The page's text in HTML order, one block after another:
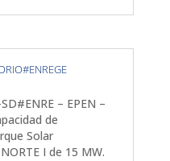
– EPEN –
de
Solar
I de 15 MW.